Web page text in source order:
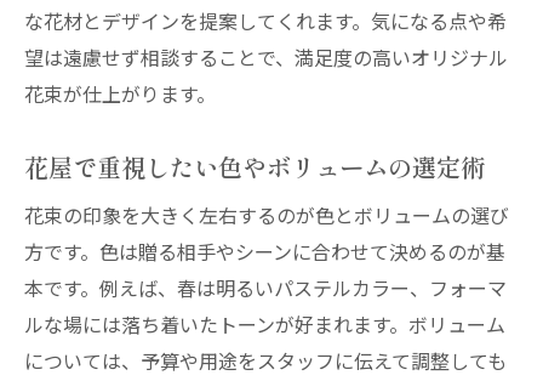
な花材とデザインを提案してくれます。気になる点や希
望は遠慮せず相談することで、満足度の高いオリジナル
花束が仕上がります。
花屋で重視したい色やボリュームの選定術
花束の印象を大きく左右するのが色とボリュームの選び
方です。色は贈る相手やシーンに合わせて決めるのが基
本です。例えば、春は明るいパステルカラー、フォーマ
ルな場には落ち着いたトーンが好まれます。ボリューム
については、予算や用途をスタッフに伝えて調整しても